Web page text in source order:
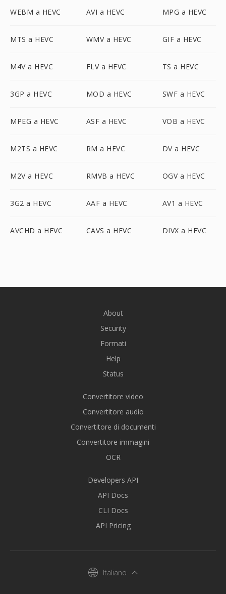
WEBM a HEVC AVI a HEVC MPG a HEVC
MTS a HEVC WMV a HEVC GIF a HEVC
M4V a HEVC FLV a HEVC TS a HEVC
3GP a HEVC MOD a HEVC SWF a HEVC
MPEG a HEVC ASF a HEVC VOB a HEVC
M2TS a HEVC RM a HEVC DV a HEVC
M2V a HEVC RMVB a HEVC OGV a HEVC
3G2 a HEVC AAF a HEVC AV1 a HEVC
AVCHD a HEVC CAVS a HEVC DIVX a HEVC
About
Security
Formati
Help
Status
Convertitore video
Convertitore audio
Convertitore di documenti
Convertitore immagini
OCR
Developers API
API Docs
CLI Docs
API Pricing
Italiano